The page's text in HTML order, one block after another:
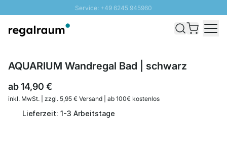
Service: +49 6245 945960
Schnelle Lieferung - Gratis Versand ab 100€
AQUARIUM Wandregal Bad | schwarz
ab14,90 €
inkl. MwSt. | zzgl. 5,95 € Versand | ab 100€ kostenlos
Lieferzeit: 1-3 Arbeitstage